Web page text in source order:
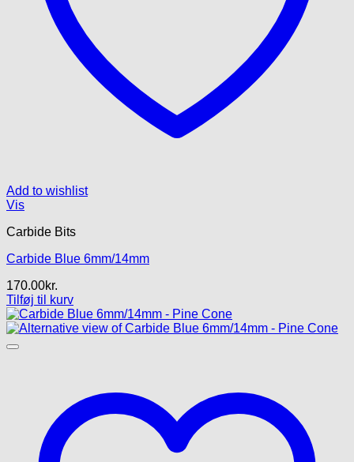
Add to wishlist
Vis
Carbide Bits
Carbide Blue 6mm/14mm
170.00kr.
Tilføj til kurv